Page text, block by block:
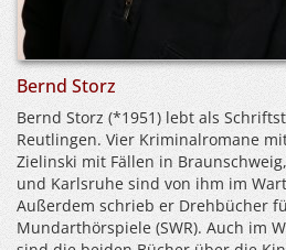
Bernd Storz
Bernd Storz (*1951) lebt als
Reutlingen. Vier Kriminalromane
Zielinski mit Fällen in
und Karlsruhe sind von ihm im
Außerdem schrieb er Drehbücher
Mundarthörspiele (SWR). Auch im